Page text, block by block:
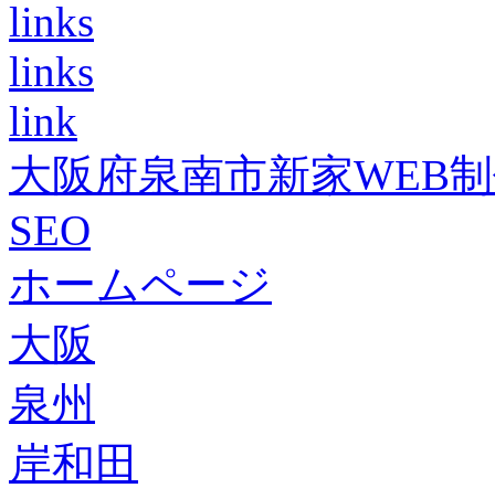
links
links
link
大阪府泉南市新家WEB
SEO
ホームページ
大阪
泉州
岸和田